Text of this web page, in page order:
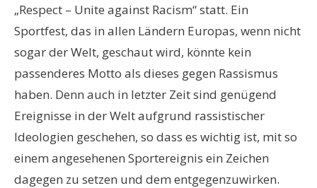
„Respect – Unite against Racism“ statt. Ein
Sportfest, das in allen Ländern Europas, wenn nicht
sogar der Welt, geschaut wird, könnte kein
passenderes Motto als dieses gegen Rassismus
haben. Denn auch in letzter Zeit sind genügend
Ereignisse in der Welt aufgrund rassistischer
Ideologien geschehen, so dass es wichtig ist, mit so
einem angesehenen Sportereignis ein Zeichen
dagegen zu setzen und dem entgegenzuwirken.